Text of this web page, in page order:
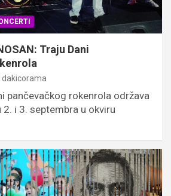
Traju Dani
dakicorama
pančevačkog rokenrola održava
i 3. septembra u okviru